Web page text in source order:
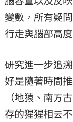
變數，所有疑
行走與腦部高
研究進一步追
好是隨著時間
（地猿、南方
存的猩猩相去